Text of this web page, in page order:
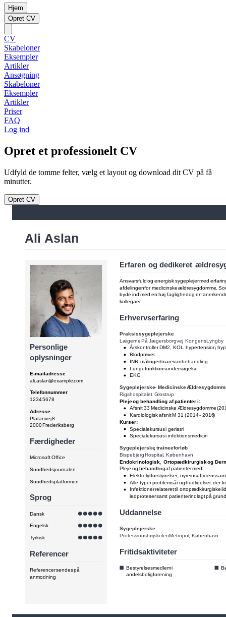
Hjem
Opret CV
CV
Skabeloner
Eksempler
Artikler
Ansøgning
Skabeloner
Eksempler
Artikler
Priser
FAQ
Log ind
Opret et professionelt CV
Udfyld de tomme felter, vælg et layout og download dit CV på få
minutter.
Opret CV